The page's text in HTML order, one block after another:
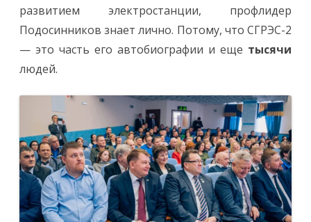
развитием электростанции, профлидер
Подосинников знает лично. Потому, что СГРЭС-2
— это часть его автобиографии и еще тысячи
людей.